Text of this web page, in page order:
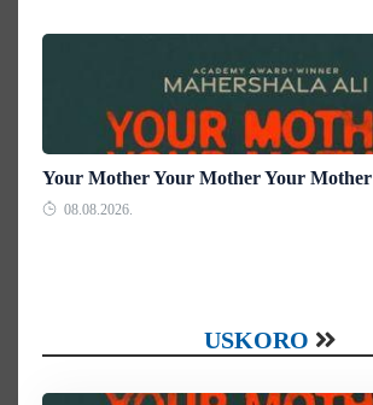
Your Mother Your Mother Your Mother
08.08.2026.
USKORO